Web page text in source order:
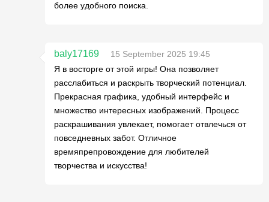
более удобного поиска.
baly17169
15 September 2025 19:45
Я в восторге от этой игры! Она позволяет
расслабиться и раскрыть творческий потенциал.
Прекрасная графика, удобный интерфейс и
множество интересных изображений. Процесс
раскрашивания увлекает, помогает отвлечься от
повседневных забот. Отличное
времяпрепровождение для любителей
творчества и искусства!